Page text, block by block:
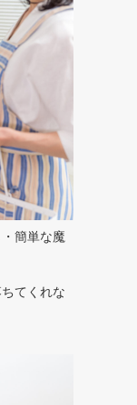
簡単な魔
てくれな